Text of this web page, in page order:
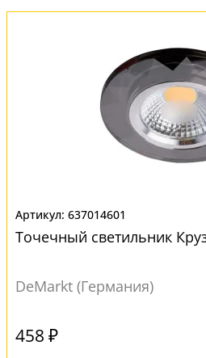
637014601
Точечный светильник
DeMarkt (Германия)
458 ₽